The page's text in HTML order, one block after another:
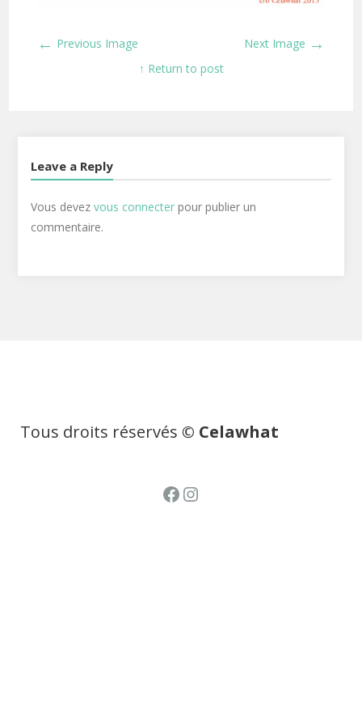
← Previous Image Next Image →
↑ Return to post
Leave a Reply
Vous devez vous connecterpour publier un
commentaire.
Tous droits réservés © Celawhat
Facebook
Instagram